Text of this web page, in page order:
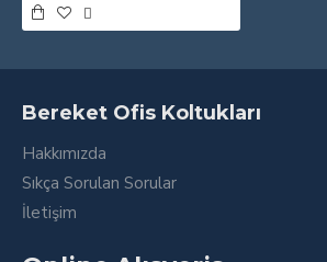
Bereket Ofis Koltukları
Hakkımızda
Sıkça Sorulan Sorular
İletişim